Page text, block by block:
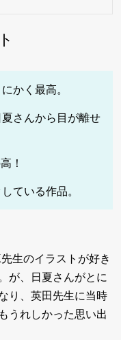
かく最高。
さんから目が離せ
！
ている作品。
生のイラストが好き
が、日夏さんがとに
り、英田先生に当時
うれしかった思い出